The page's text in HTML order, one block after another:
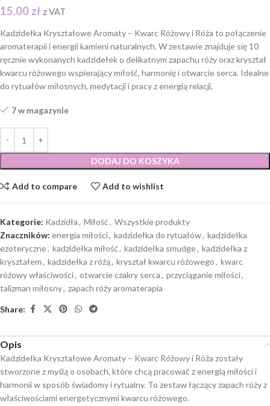
15,00 zł z VAT
Kadzidełka Kryształowe Aromaty – Kwarc Różowy i Róża to połączenie
aromaterapii i energii kamieni naturalnych. W zestawie znajduje się 10
ręcznie wykonanych kadzidełek o delikatnym zapachu róży oraz kryształ
kwarcu różowego wspierający miłość, harmonię i otwarcie serca. Idealne
do rytuałów miłosnych, medytacji i pracy z energią relacji.
7 w magazynie
DODAJ DO KOSZYKA
Add to compare Add to wishlist
Kategorie: Kadzidła, Miłość, Wszystkie produkty
Znaczników: energia miłości, kadzidełka do rytuałów, kadzidełka
ezoteryczne, kadzidełka miłość, kadzidełka smudge, kadzidełka z
kryształem, kadzidełka z różą, kryształ kwarcu różowego, kwarc
różowy właściwości, otwarcie czakry serca, przyciąganie miłości,
talizman miłosny, zapach róży aromaterapia
Share:
Opis
Kadzidełka Kryształowe Aromaty – Kwarc Różowy i Róża zostały
stworzone z myślą o osobach, które chcą pracować z energią miłości i
harmonii w sposób świadomy i rytualny. To zestaw łączący zapach róży z
właściwościami energetycznymi kwarcu różowego.